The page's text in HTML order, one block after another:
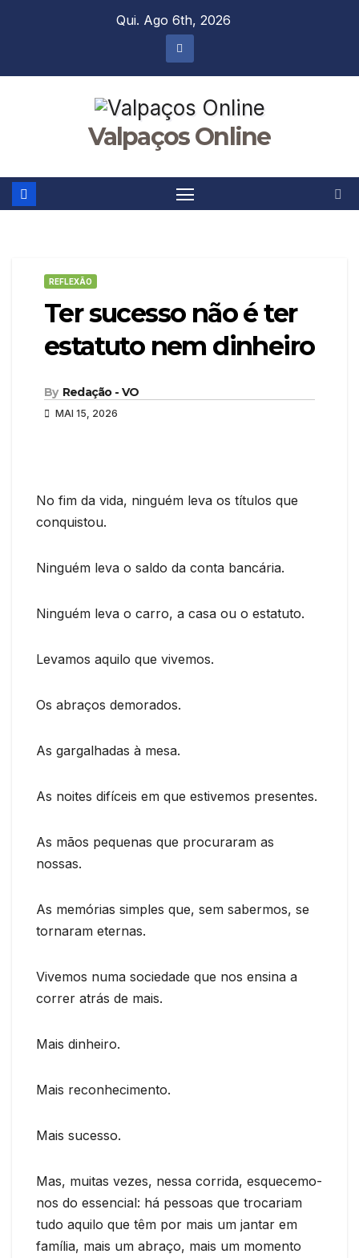
Qui. Ago 6th, 2026
Valpaços Online
REFLEXÃO
Ter sucesso não é ter
estatuto nem dinheiro
By Redação - VO
MAI 15, 2026
No fim da vida, ninguém leva os títulos que
conquistou.
Ninguém leva o saldo da conta bancária.
Ninguém leva o carro, a casa ou o estatuto.
Levamos aquilo que vivemos.
Os abraços demorados.
As gargalhadas à mesa.
As noites difíceis em que estivemos presentes.
As mãos pequenas que procuraram as
nossas.
As memórias simples que, sem sabermos, se
tornaram eternas.
Vivemos numa sociedade que nos ensina a
correr atrás de mais.
Mais dinheiro.
Mais reconhecimento.
Mais sucesso.
Mas, muitas vezes, nessa corrida, esquecemo-
nos do essencial: há pessoas que trocariam
tudo aquilo que têm por mais um jantar em
família, mais um abraço, mais um momento